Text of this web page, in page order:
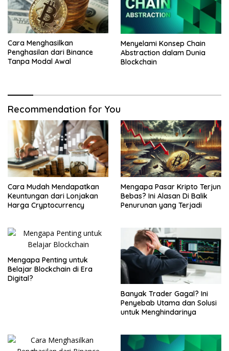
Cara Menghasilkan
Penghasilan dari Binance
Tanpa Modal Awal
Menyelami Konsep Chain
Abstraction dalam Dunia
Blockchain
Recommendation for You
Cara Mudah Mendapatkan
Keuntungan dari Lonjakan
Harga Cryptocurrency
Mengapa Pasar Kripto Terjun
Bebas? Ini Alasan Di Balik
Penurunan yang Terjadi
Mengapa Penting untuk
Belajar Blockchain di Era
Digital?
Banyak Trader Gagal? Ini
Penyebab Utama dan Solusi
untuk Menghindarinya